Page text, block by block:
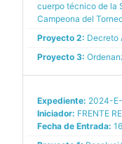
cuerpo técnico de la
Campeona del
Proyecto 2: Decreto
Proyecto 3:
Expediente: 2024-
Iniciador: FRENTE
Fecha de Entrada: